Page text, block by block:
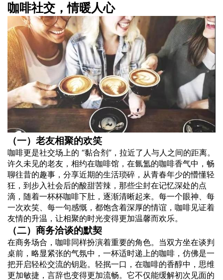
咖啡社交，情暖人心
（一）老友相聚的欢笑
咖啡更是社交场上的 “黏合剂”，拉近了人与人之间的距离。
许久未见的老友，相约在咖啡馆，在氤氲的咖啡香气中，畅
聊往昔的趣事，分享近期的生活琐碎，从青春年少的懵懂轻
狂，到步入社会后的酸甜苦辣，那些尘封在记忆深处的点
滴，随着一杯杯咖啡下肚，逐渐清晰起来。每一个眼神、每
一次欢笑、每一句感慨，都饱含着深厚的情谊，咖啡见证着
友情的升温，让相聚的时光变得更加温馨而欢乐。
（二）商务洽谈的默契
在商务场合，咖啡同样扮演着重要的角色。当双方坐在谈判
桌前，略显紧张的气氛中，一杯适时递上的咖啡，仿佛是一
把开启轻松交流的钥匙。轻抿一口，在咖啡的香醇中，思维
更加敏捷，言辞也变得更加流畅。它不仅能缓解初次见面的